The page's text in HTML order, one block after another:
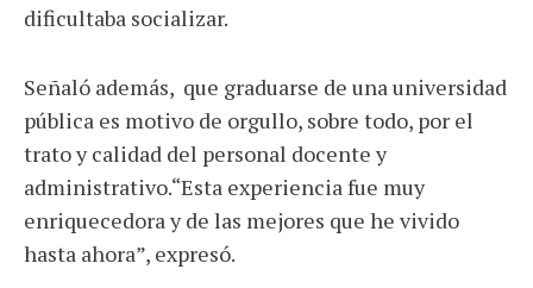
dificultaba socializar.
Señaló además, que graduarse de una universidad
pública es motivo de orgullo, sobre todo, por el
trato y calidad del personal docente y
administrativo.“Esta experiencia fue muy
enriquecedora y de las mejores que he vivido
hasta ahora”, expresó.